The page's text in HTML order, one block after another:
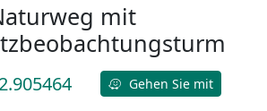
mit
Gehen Sie mit